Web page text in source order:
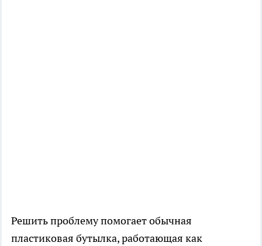
Решить проблему помогает обычная
пластиковая бутылка, работающая как